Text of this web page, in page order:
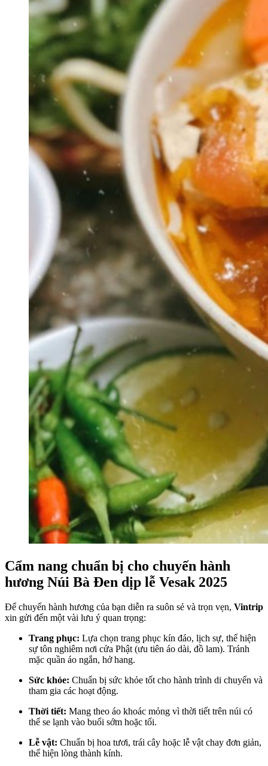
Cẩm nang chuẩn bị cho chuyến hành
hương Núi Bà Đen dịp lễ Vesak 2025
Để chuyến hành hương của bạn diễn ra suôn sẻ và trọn vẹn, Vintrip
xin gửi đến một vài lưu ý quan trọng:
Trang phục: Lựa chọn trang phục kín đáo, lịch sự, thể hiện
sự tôn nghiêm nơi cửa Phật (ưu tiên áo dài, đồ lam). Tránh
mặc quần áo ngắn, hở hang.
Sức khỏe: Chuẩn bị sức khỏe tốt cho hành trình di chuyển và
tham gia các hoạt động.
Thời tiết: Mang theo áo khoác mỏng vì thời tiết trên núi có
thể se lạnh vào buổi sớm hoặc tối.
Lễ vật: Chuẩn bị hoa tươi, trái cây hoặc lễ vật chay đơn giản,
thể hiện lòng thành kính.